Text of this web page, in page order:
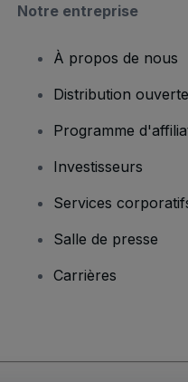
Notre entreprise
À propos de nous
Distribution ouverte
Programme
Investisseurs
Services
Salle de presse
Carrières